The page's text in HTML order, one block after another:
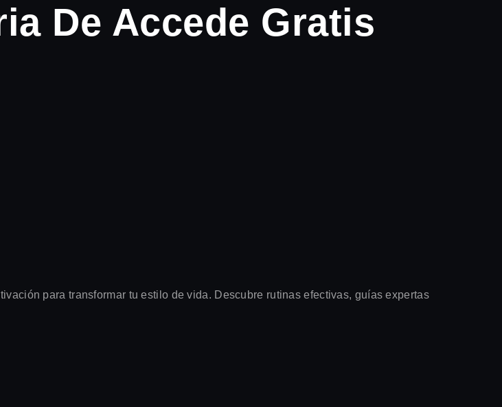
De Accede Gratis
para transformar tu estilo de vida. Descubre rutinas efectivas, guías expertas